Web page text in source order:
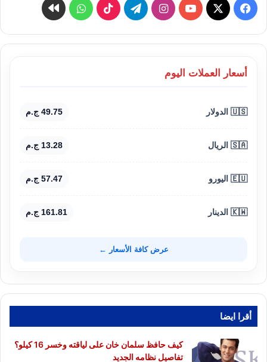
فيسبوك
‫X
‫YouTubeانستقرامتيلقرام ‫TikTokواتسابكواى
أسعار العملات اليوم
🇺🇸 الدولار 49.75 ج.م
🇸🇦 الريال 13.28 ج.م
🇪🇺 اليورو 57.47 ج.م
🇰🇼 الدينار 161.81 ج.م
عرض كافة الأسعار ←
أقرا ايضا
كيف حافظ سلمان خان على لياقته وخسر 16 كيلو؟
تفاصيل نظامه الجديد